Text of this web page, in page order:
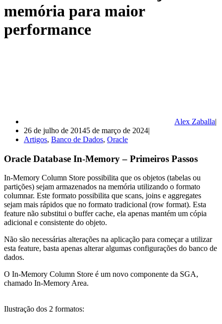
memória para maior
performance
Alex Zaballa
26 de julho de 20145 de março de 2024
Artigos, Banco de Dados, Oracle
Oracle Database In-Memory – Primeiros Passos
In-Memory Column Store possibilita que os objetos (tabelas ou
partições) sejam armazenados na memória utilizando o formato
columnar. Este formato possibilita que scans, joins e aggregates
sejam mais rápidos que no formato tradicional (row format). Esta
feature não substitui o buffer cache, ela apenas mantém um cópia
adicional e consistente do objeto.
Não são necessárias alterações na aplicação para começar a utilizar
esta feature, basta apenas alterar algumas configurações do banco de
dados.
O In-Memory Column Store é um novo componente da SGA,
chamado In-Memory Area.
Ilustração dos 2 formatos: